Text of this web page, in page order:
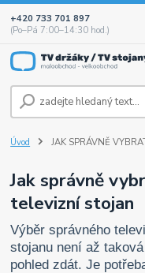
+420 733 701 897
(Po–Pá 7:00–14:30 hod.)
Úvod JAK SPRÁVNĚ
Jak správně
televizní stojan
Výběr správného
stojanu není až
pohled zdát. Je